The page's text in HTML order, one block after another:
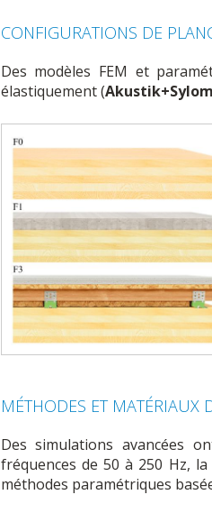
CONFIGURATIONS DE
Des modèles FEM et
élastiquement (
MÉTHODES ET MATÉRIAUX
Des simulations avancées
fréquences de 50 à 250 Hz,
méthodes paramétriques